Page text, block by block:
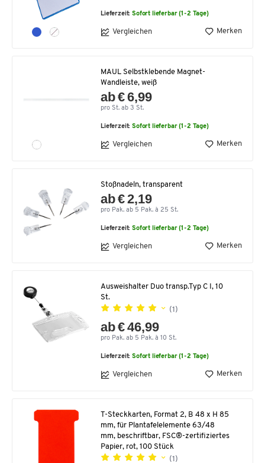
Lieferzeit:Sofort lieferbar (1-2 Tage)
Vergleichen Merken
MAUL Selbstklebende Magnet-
Wandleiste, weiß
ab € 6,99
pro St. ab 3 St.
Lieferzeit:Sofort lieferbar (1-2 Tage)
Vergleichen Merken
Stoßnadeln, transparent
ab € 2,19
pro Pak. ab 5 Pak. à 25 St.
Lieferzeit:Sofort lieferbar (1-2 Tage)
Vergleichen Merken
Ausweishalter Duo transp.Typ C I, 10
St.
(1)
ab € 46,99
pro Pak. ab 5 Pak. à 10 St.
Lieferzeit:Sofort lieferbar (1-2 Tage)
Vergleichen Merken
T-Steckkarten, Format 2, B 48 x H 85
mm, für Plantafelelemente 63/48
mm, beschriftbar, FSC®-zertifiziertes
Papier, rot, 100 Stück
(1)